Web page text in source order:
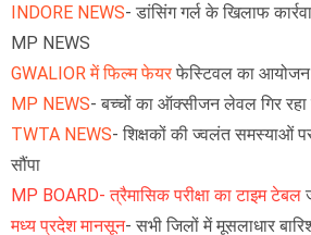
INDORE NEWS- डांसिंग गर्ल के खिलाफ
MP NEWS
GWALIOR में फिल्म फेयर फेस्टिवल का आयोजन
MP NEWS- बच्चों का ऑक्सीजन लेवल गिर
TWTA NEWS- शिक्षकों की ज्वलंत समस्याओं
सौंपा
MP BOARD- त्रैमासिक परीक्षा का टाइम टेबल
मध्य प्रदेश मानसून- सभी जिलों में मूसलाधार